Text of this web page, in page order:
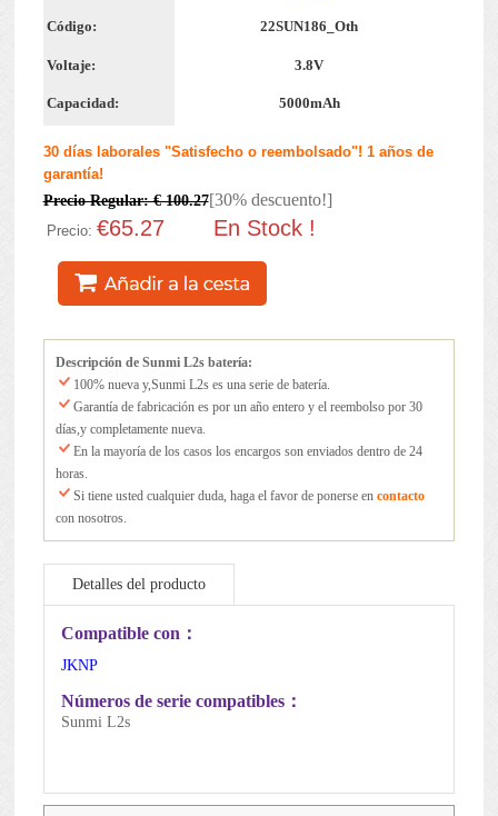
Código: 22SUN186_Oth
Voltaje: 3.8V
Capacidad: 5000mAh
30 días laborales "Satisfecho o reembolsado"! 1 años de
garantía!
Precio Regular: € 100.27[30% descuento!]
Precio:€65.27 En Stock !
Descripción de Sunmi L2s batería:
100% nueva y,Sunmi L2s es una serie de batería.
Garantía de fabricación es por un año entero y el reembolso por 30
días,y completamente nueva.
En la mayoría de los casos los encargos son enviados dentro de 24
horas.
Si tiene usted cualquier duda, haga el favor de ponerse en contacto
con nosotros.
Detalles del producto
Mantenimiento de la batería
Compatible con：
JKNP
Números de serie compatibles：
Sunmi L2s